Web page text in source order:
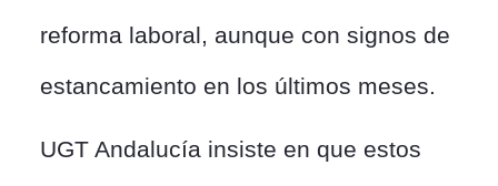
reforma laboral, aunque con signos de
estancamiento en los últimos meses.
UGT Andalucía insiste en que estos